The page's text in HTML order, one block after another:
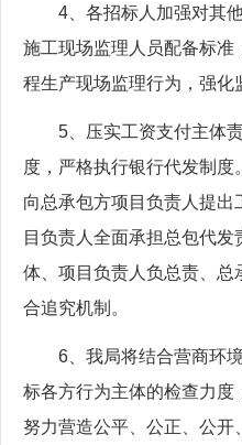
4、各招标人加强对其他
施工现场监理人员配备标准
程生产现场监理行为，强化
5、压实工资支付主体责
度，严格执行银行代发制度
向总承包方项目负责人提
目负责人全面承担总包代
体、项目负责人负总责、总
合追究机制。
6、我局将结合营商环境
标各方行为主体的检查力度
努力营造公平、公正、公开